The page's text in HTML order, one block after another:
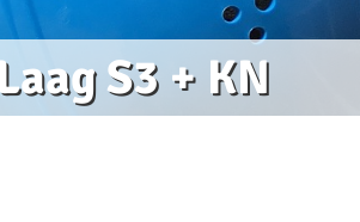
S3 + KN